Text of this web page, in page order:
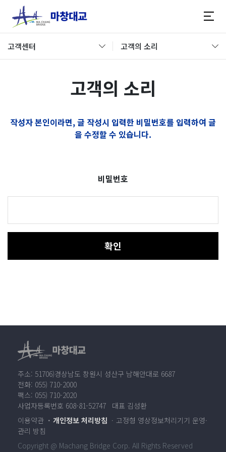
고객센터 고객의 소리
고객의 소리
작성자 본인이라면, 글 작성시 입력한 비밀번호를 입력하여 글
을 수정할 수 있습니다.
비밀번호
확인
주소: 51706)경상남도 창원시 성산구 남해안대로 6687
전화: 055) 710-2000
팩스: 055) 710-2020
사업자등록번호 608-81-52747 대표 김성환
이용약관
개인정보 처리방침
고정형 영상정보처리기기 운영·
관리 방침
Copyright @ Machang Bridge Corp. All Rights Reserved